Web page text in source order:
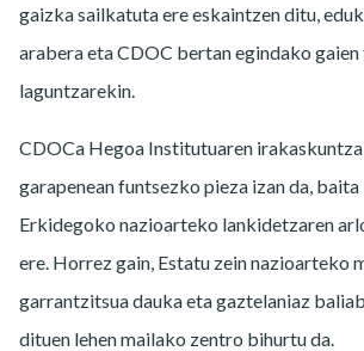
gaizka sailkatuta ere eskaintzen ditu,
arabera eta CDOC bertan egindako
laguntzarekin.
CDOCa Hegoa Institutuaren
garapenean funtsezko pieza izan da,
Erkidegoko nazioarteko lankidetzaren
ere. Horrez gain, Estatu zein nazioarteko
garrantzitsua dauka eta gaztelaniaz
dituen lehen mailako zentro bihurtu da.